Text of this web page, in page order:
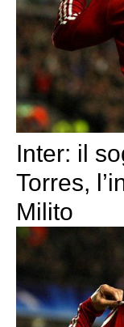
Inter: il
Torres,
Milito